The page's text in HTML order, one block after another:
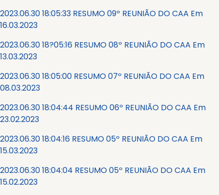
2023.06.30 18:05:33 RESUMO 09º REUNIÃO DO CAA Em
16.03.2023
2023.06.30 18?05:16 RESUMO 08º REUNIÃO DO CAA Em
13.03.2023
2023.06.30 18:05:00 RESUMO 07º REUNIÃO DO CAA Em
08.03.2023
2023.06.30 18:04:44 RESUMO 06º REUNIÃO DO CAA Em
23.02.2023
2023.06.30 18:04:16 RESUMO 05º REUNIÃO DO CAA Em
15.03.2023
2023.06.30 18:04:04 RESUMO 05º REUNIÃO DO CAA Em
15.02.2023